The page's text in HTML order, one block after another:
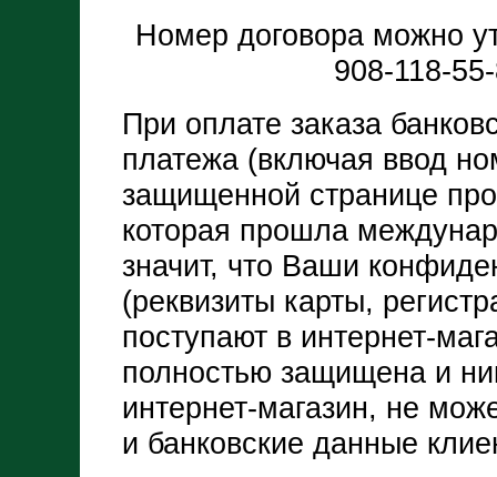
Номер договора можно
908-118-
При оплате заказа
платежа (включая ввод
защищенной странице
которая прошла
значит, что Ваши
(реквизиты карты,
поступают в интернет-
полностью защищена и
интернет-магазин, не
и банковские данные